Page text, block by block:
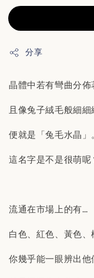
分享
晶體中若有彎曲分佈
且像兔子絨毛般細細
便就是「兔毛水晶」
這名字是不是很萌呢
流通在市場上的有…
白色、紅色、黃色、
你幾乎能一眼辨出他